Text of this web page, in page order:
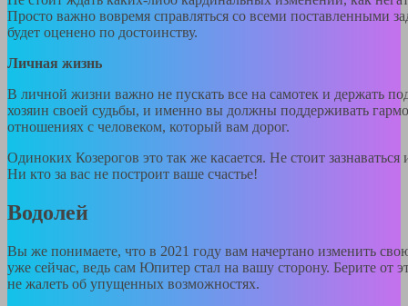
Просто важно вовремя справляться со всеми поставленными
будет оценено по достоинству.
Личная жизнь
В личной жизни важно не пускать все на самотек и держать
хозяин своей судьбы, и именно вы должны поддерживать
отношениях с человеком, который вам дорог.
Одиноких Козерогов это так же касается. Не стоит
Ни кто за вас не построит ваше счастье!
Водолей
Вы же понимаете, что в 2021 году вам начертано изменить
уже сейчас, ведь сам Юпитер стал на вашу сторону. Берите от
не жалеть об упущенных возможностях.